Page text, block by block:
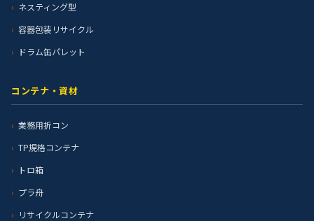
ネスティング型
容器包装リサイクル
ドラム缶パレット
コンテナ・資材
業務用折コン
TP規格コンテナ
トロ箱
プラ舟
リサイクルコンテナ